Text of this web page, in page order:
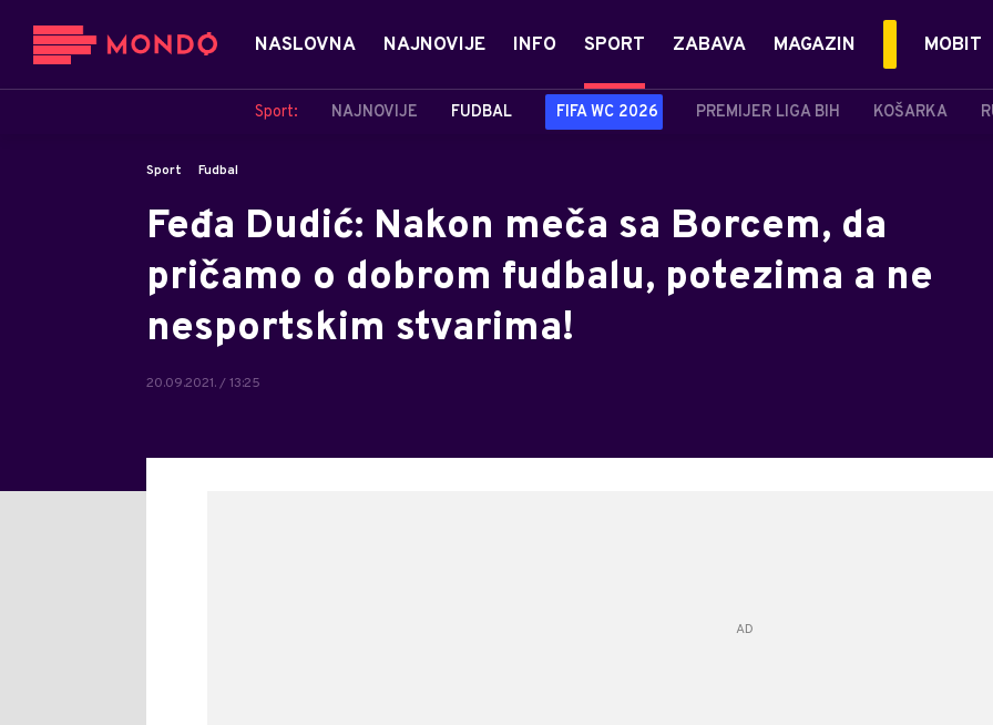
NASLOVNA NAJNOVIJE INFO SPORT
Sport: NAJNOVIJE FUDBAL FIFA WC 2026 PREMIJER LIGA BIH KOŠARKA
ZABAVA MAGAZIN MOBIT
Sport Fudbal
Feđa Dudić: Nakon meča sa Borcem, da
pričamo o dobrom fudbalu, potezima a ne
nesportskim stvarima!
20.09.2021. / 13:25